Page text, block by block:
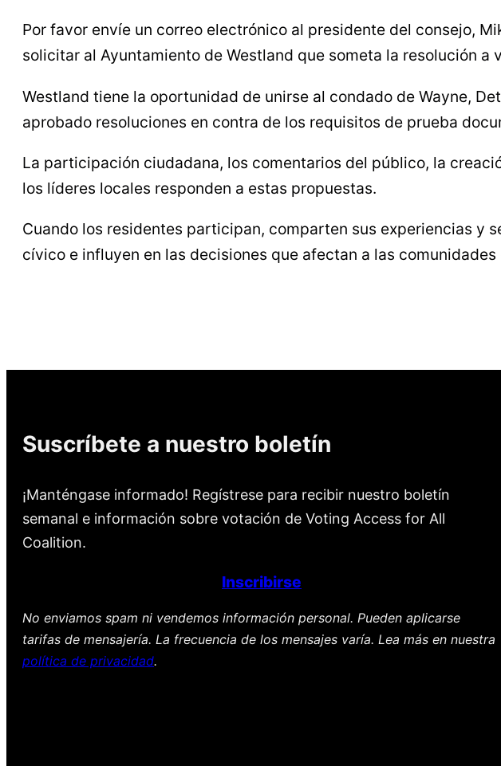
Por favor envíe un correo electrónico al presidente del consejo,
solicitar al Ayuntamiento de Westland que someta la resolución a
Westland tiene la oportunidad de unirse al condado de Wayne,
aprobado resoluciones en contra de los requisitos de prueba
La participación ciudadana, los comentarios del público, la
los líderes locales responden a estas propuestas.
Cuando los residentes participan, comparten sus experiencias y
cívico e influyen en las decisiones que afectan a las
Suscríbete a nuestro boletín
¡Manténgase informado! Regístrese para recibir nuestro boletín
semanal e información sobre votación de Voting Access for All
Coalition.
Inscribirse
No enviamos spam ni vendemos información personal. Pueden aplicarse
tarifas de mensajería. La frecuencia de los mensajes varía. Lea más en nuestra
política de privacidad.